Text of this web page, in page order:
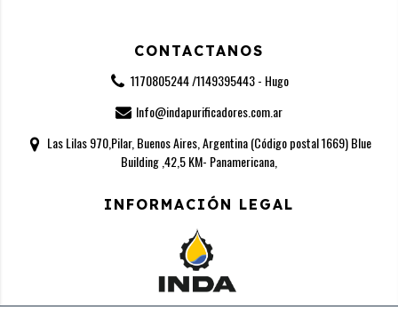
CONTACTANOS
1170805244 /1149395443 - Hugo
Info@indapurificadores.com.ar
Las Lilas 970,Pilar, Buenos Aires, Argentina (Código postal 1669) Blue
Building ,42,5 KM- Panamericana,
INFORMACIÓN LEGAL